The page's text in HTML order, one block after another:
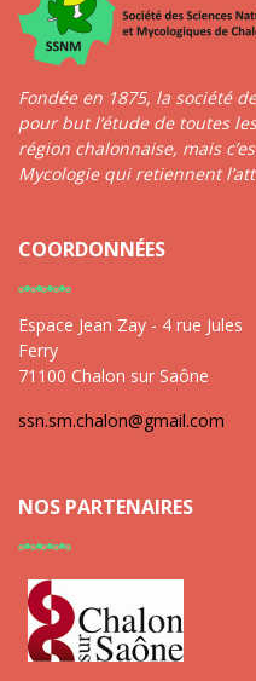
Fondée en 1875, la société
pour but l’étude de toutes
région chalonnaise, mais
Mycologie qui retiennent
COORDONNÉES
Espace Jean Zay - 4 rue Jules
Ferry
71100 Chalon sur Saône
ssn.sm.chalon@gmail.com
NOS PARTENAIRES